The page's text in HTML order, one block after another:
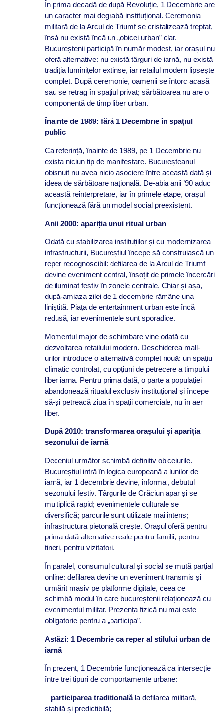
În prima decadă de după Revoluție, 1 Decembrie are
un caracter mai degrabă instituțional. Ceremonia
militară de la Arcul de Triumf se cristalizează treptat,
însă nu există încă un „obicei urban” clar.
Bucureștenii participă în număr modest, iar orașul nu
oferă alternative: nu există târguri de iarnă, nu există
tradiția luminițelor extinse, iar retailul modern lipsește
complet. După ceremonie, oamenii se întorc acasă
sau se retrag în spațiul privat; sărbătoarea nu are o
componentă de timp liber urban.
Înainte de 1989: fără 1 Decembrie în spațiul
public
Ca referință, înainte de 1989, pe 1 Decembrie nu
exista niciun tip de manifestare. Bucureșteanul
obișnuit nu avea nicio asociere între această dată și
ideea de sărbătoare națională. De-abia anii ’90 aduc
această reinterpretare, iar în primele etape, orașul
funcționează fără un model social preexistent.
Anii 2000: apariția unui ritual urban
Odată cu stabilizarea instituțiilor și cu modernizarea
infrastructurii, Bucureștiul începe să construiască un
reper recognoscibil: defilarea de la Arcul de Triumf
devine eveniment central, însoțit de primele încercări
de iluminat festiv în zonele centrale. Chiar și așa,
după-amiaza zilei de 1 decembrie rămâne una
liniștită. Piața de entertainment urban este încă
redusă, iar evenimentele sunt sporadice.
Momentul major de schimbare vine odată cu
dezvoltarea retailului modern. Deschiderea mall-
urilor introduce o alternativă complet nouă: un spațiu
climatic controlat, cu opțiuni de petrecere a timpului
liber iarna. Pentru prima dată, o parte a populației
abandonează ritualul exclusiv instituțional și începe
să-și petreacă ziua în spații comerciale, nu în aer
liber.
După 2010: transformarea orașului și apariția
sezonului de iarnă
Deceniul următor schimbă definitiv obiceiurile.
Bucureștiul intră în logica europeană a lunilor de
iarnă, iar 1 decembrie devine, informal, debutul
sezonului festiv. Târgurile de Crăciun apar și se
multiplică rapid; evenimentele culturale se
diversifică; parcurile sunt utilizate mai intens;
infrastructura pietonală crește. Orașul oferă pentru
prima dată alternative reale pentru familii, pentru
tineri, pentru vizitatori.
În paralel, consumul cultural și social se mută parțial
online: defilarea devine un eveniment transmis și
urmărit masiv pe platforme digitale, ceea ce
schimbă modul în care bucureștenii relaționează cu
evenimentul militar. Prezența fizică nu mai este
obligatorie pentru a „participa”.
Astăzi: 1 Decembrie ca reper al stilului urban de
iarnă
În prezent, 1 Decembrie funcționează ca intersecție
între trei tipuri de comportamente urbane:
– participarea tradiționalăla defilarea militară,
stabilă și predictibilă;